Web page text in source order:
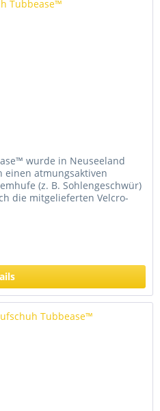
wurde in Neuseeland
einen atmungsaktiven
(z. B. Sohlengeschwür)
die mitgelieferten Velcro-